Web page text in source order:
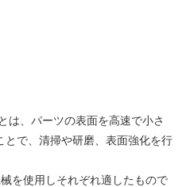
は、パーツの表面を高速で小さ
とで、清掃や研磨、表面強化を行
を使用しそれぞれ適したもので